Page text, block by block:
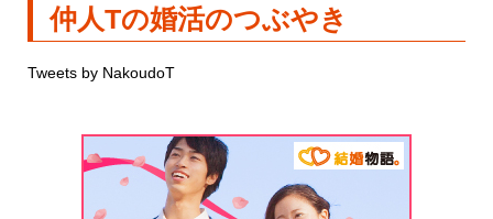
仲人Tの婚活のつぶやき
Tweets by NakoudoT